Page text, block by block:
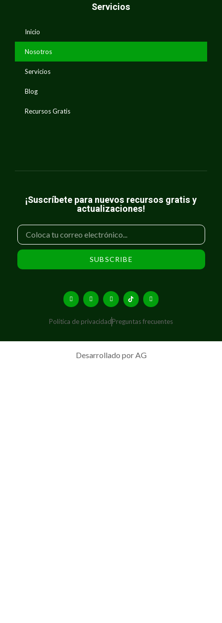
Servicios
Inicio
Nosotros
Servicios
Blog
Recursos Gratis
¡Suscríbete para nuevos recursos gratis y
actualizaciones!
SUBSCRIBE
Política de privacidadPreguntas frecuentes
Desarrollado por AG